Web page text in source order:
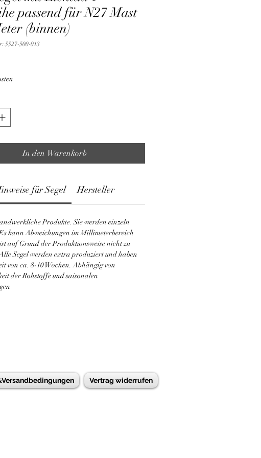
passend für N27 Mast
(binnen)
5527-500-013
In den Warenkorb
für Segel Hersteller
Produkte. Sie werden einzeln
kann Abweichungen im Millimeterbereich
auf Grund der Produktionsweise nicht zu
Segel werden extra produziert und haben
von ca. 8-10 Wochen. Abhängig von
der Rohstoffe und saisonalen
Vertrag widerrufen